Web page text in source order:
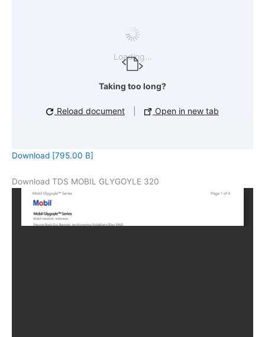
Loading...
Taking too long?
Reload document Open in new tab
Download [795.00 B]
Download TDS MOBIL GLYGOYLE 320